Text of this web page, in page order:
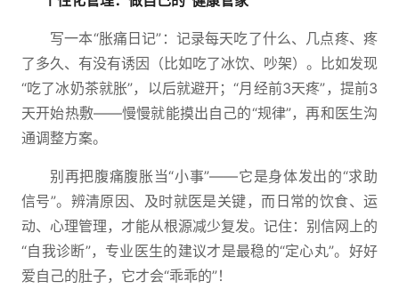
写一本“胀痛日记”：记录每天吃了什么、几点疼、疼
了多久、有没有诱因（比如吃了冰饮、吵架）。比如发现
“吃了冰奶茶就胀”，以后就避开；“月经前3天疼”，提前3
天开始热敷——慢慢就能摸出自己的“规律”，再和医生沟
通调整方案。
别再把腹痛腹胀当“小事”——它是身体发出的“求助
信号”。辨清原因、及时就医是关键，而日常的饮食、运
动、心理管理，才能从根源减少复发。记住：别信网上的
“自我诊断”，专业医生的建议才是最稳的“定心丸”。好好
爱自己的肚子，它才会“乖乖的”！